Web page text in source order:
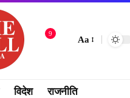
9
Aa
विदेश राजनीति